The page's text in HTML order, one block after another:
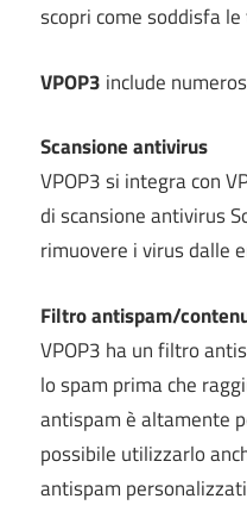
scopri come soddisfa
VPOP3 include
Scansione antivirus
VPOP3 si integra con
di scansione antivirus
rimuovere i virus dalle
Filtro antispam/
VPOP3 ha un filtro
lo spam prima che
antispam è altamente
possibile utilizzarlo
antispam